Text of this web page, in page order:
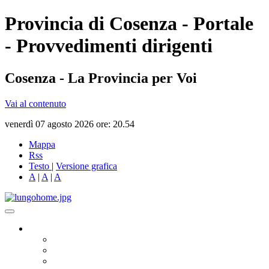
Provincia di Cosenza - Portale
- Provvedimenti dirigenti
Cosenza - La Provincia per Voi
Vai al contenuto
venerdì 07 agosto 2026 ore: 20.54
Mappa
Rss
Testo | Versione grafica
A | A | A